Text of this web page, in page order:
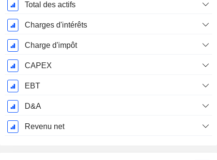
Total des actifs
Charges d'intérêts
Charge d'impôt
CAPEX
EBT
D&A
Revenu net